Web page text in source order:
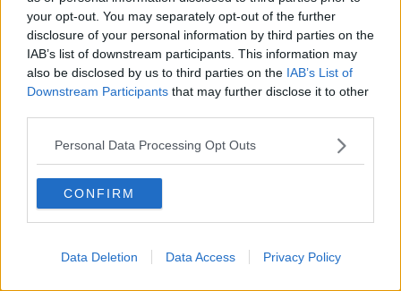
your opt-out. You may separately opt-out of the further
disclosure of your personal information by third parties on the
IAB’s list of downstream participants. This information may
also be disclosed by us to third parties on the IAB’s List of
Downstream Participants that may further disclose it to other
Personal Data Processing Opt Outs
CONFIRM
Data Deletion Data Access Privacy Policy
L'Oscuro
Generazioni
Cristobal
Il paese dei balocchi
Ciò che resta
Vittorio
La bufera
Il mago, la pera e il Bar la Posta
Primavera
Elogio dell'ombra
Pensieri